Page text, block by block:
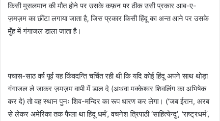
किसी मुसलमान की मौत होने पर उसके कफ़न पर ठीक उसी प्रकार आब-ए-
ज़मज़म का छींटा लगाया जाता है, जिस प्रकार किसी हिंदू का अन्त आने पर उसके
मुँह में गंगाजल डाला जाता है।
पचास-साठ वर्ष पूर्व यह किंवदन्ति चर्चित रही थी कि यदि कोई हिंदू अपने साथ थोड़ा
गंगाजल ले जाकर ज़मज़म वापी में डाल दे (अथवा मक्केश्वर शिवलिंग का अभिषेक
कर दे) तो वह स्थान पुनः शिव-मन्दिर का रूप धारण कर लेगा। (‘जब ईरान, अरब
से लेकर अमेरिका तक फैला था हिंदू धर्म’, वचनेश त्रिपाठी ‘साहित्येन्दु’, ‘राष्ट्रधर्म’,